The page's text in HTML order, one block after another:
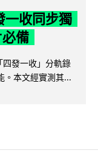
收同步獨
備
發一收」分軌錄
。本文經實測其...